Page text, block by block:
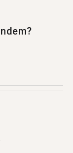
persone